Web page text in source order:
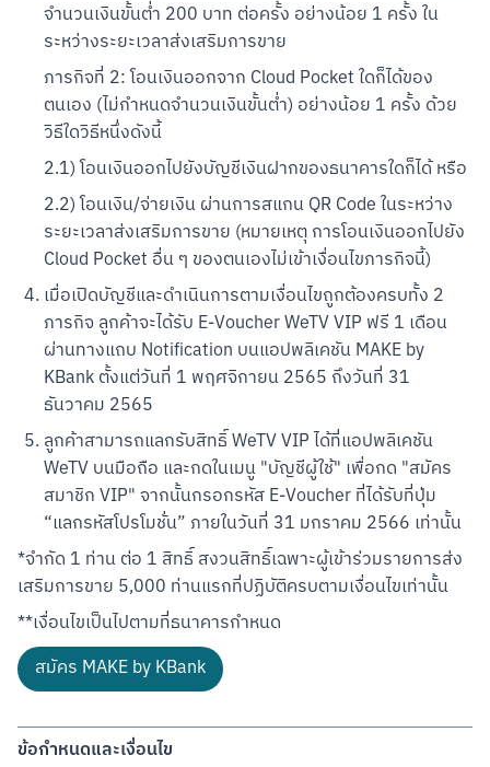
สแกนเพื่อดาวน์โหลด
จำนวนเงินขั้นต่ำ 200 บาท ต่อครั้ง อย่างน้อย 1 ครั้ง ใน
ระหว่างระยะเวลาส่งเสริมการขาย
ภารกิจที่ 2: โอนเงินออกจาก Cloud Pocket ใดก็ได้ของ
ตนเอง (ไม่กำหนดจำนวนเงินขั้นต่ำ) อย่างน้อย 1 ครั้ง ด้วย
วิธีใดวิธีหนึ่งดังนี้
2.1) โอนเงินออกไปยังบัญชีเงินฝากของธนาคารใดก็ได้ หรือ
2.2) โอนเงิน/จ่ายเงิน ผ่านการสแกน QR Code ในระหว่าง
ระยะเวลาส่งเสริมการขาย (หมายเหตุ การโอนเงินออกไปยัง
Cloud Pocket อื่น ๆ ของตนเองไม่เข้าเงื่อนไขภารกิจนี้)
เมื่อเปิดบัญชีและดำเนินการตามเงื่อนไขถูกต้องครบทั้ง 2
ภารกิจ ลูกค้าจะได้รับ E-Voucher WeTV VIP ฟรี 1 เดือน
ผ่านทางแถบ Notification บนแอปพลิเคชัน MAKE by
KBank ตั้งแต่วันที่ 1 พฤศจิกายน 2565 ถึงวันที่ 31
ธันวาคม 2565
ลูกค้าสามารถแลกรับสิทธิ์ WeTV VIP ได้ที่แอปพลิเคชัน
WeTV บนมือถือ และกดในเมนู "บัญชีผู้ใช้" เพื่อกด "สมัคร
สมาชิก VIP" จากนั้นกรอกรหัส E-Voucher ที่ได้รับที่ปุ่ม
“แลกรหัสโปรโมชั่น” ภายในวันที่ 31 มกราคม 2566 เท่านั้น
*จำกัด 1 ท่าน ต่อ 1 สิทธิ์ สงวนสิทธิ์เฉพาะผู้เข้าร่วมรายการส่ง
เสริมการขาย 5,000 ท่านแรกที่ปฏิบัติครบตามเงื่อนไขเท่านั้น
**เงื่อนไขเป็นไปตามที่ธนาคารกำหนด
สมัคร MAKE by KBank
ข้อกำหนดและเงื่อนไข